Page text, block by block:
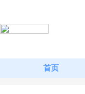
首页